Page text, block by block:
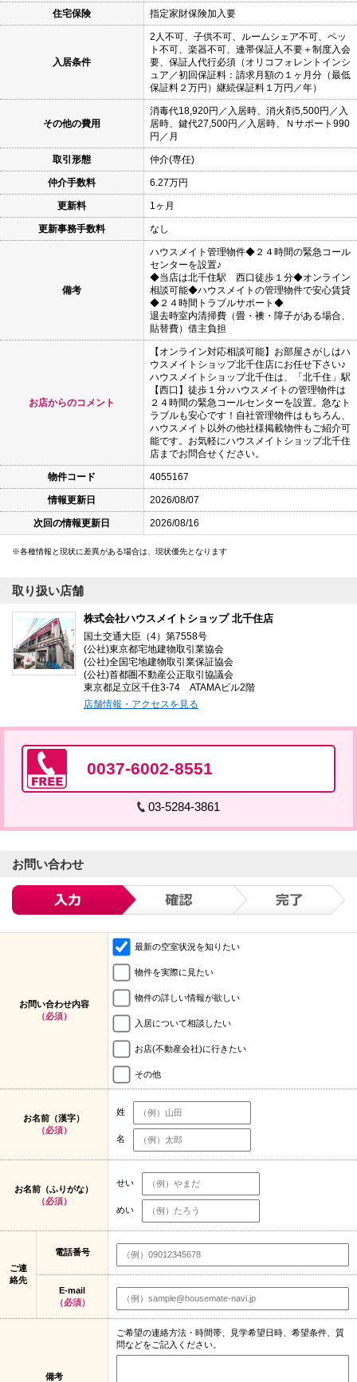
住宅保険 指定家財保険加入要
入居条件
2人不可、子供不可、ルームシェア不可、ペッ
ト不可、楽器不可、連帯保証人不要＋制度入会
要、保証人代行必須（オリコフォレントインシ
ュア／初回保証料：請求月額の１ヶ月分（最低
保証料２万円）継続保証料１万円／年）
その他の費用
消毒代18,920円／入居時、消火剤5,500円／入
居時、鍵代27,500円／入居時、Ｎサポート990
円／月
取引形態 仲介(専任)
仲介手数料 6.27万円
更新料 1ヶ月
更新事務手数料 なし
備考
ハウスメイト管理物件◆２４時間の緊急コール
センターを設置♪
◆当店は北千住駅 西口徒歩１分◆オンライン
相談可能◆ハウスメイトの管理物件で安心賃貸
◆２４時間トラブルサポート◆
退去時室内清掃費（畳・襖・障子がある場合、
貼替費）借主負担
お店からのコメント
【オンライン対応相談可能】お部屋さがしはハ
ウスメイトショップ北千住店にお任せ下さい♪
ハウスメイトショップ北千住は、「北千住」駅
【西口】徒歩１分♪ハウスメイトの管理物件は
２４時間の緊急コールセンターを設置。急なト
ラブルも安心です！自社管理物件はもちろん、
ハウスメイト以外の他社様掲載物件もご紹介可
能です。お気軽にハウスメイトショップ北千住
店までお問合せください。
物件コード 4055167
情報更新日 2026/08/07
次回の情報更新日 2026/08/16
各種情報と現状に差異がある場合は、現状優先となります
取り扱い店舗
株式会社ハウスメイトショップ 北千住店
国土交通大臣（4）第7558号
(公社)東京都宅地建物取引業協会
(公社)全国宅地建物取引業保証協会
(公社)首都圏不動産公正取引協議会
東京都足立区千住3-74 ATAMAビル2階
店舗情報・アクセスを見る
0037-6002-8551
03-5284-3861
お問い合わせ
お問い合わせ内容
（必須）
最新の空室状況を知りたい
物件を実際に見たい
物件の詳しい情報が欲しい
入居について相談したい
お店(不動産会社)に行きたい
その他
お名前（漢字）
（必須）
姓
名
お名前（ふりがな）
（必須）
せい
めい
ご連
絡先
電話番号
E-mail
（必須）
備考
ご希望の連絡方法・時間帯、見学希望日時、希望条件、質
問などをご記入ください。